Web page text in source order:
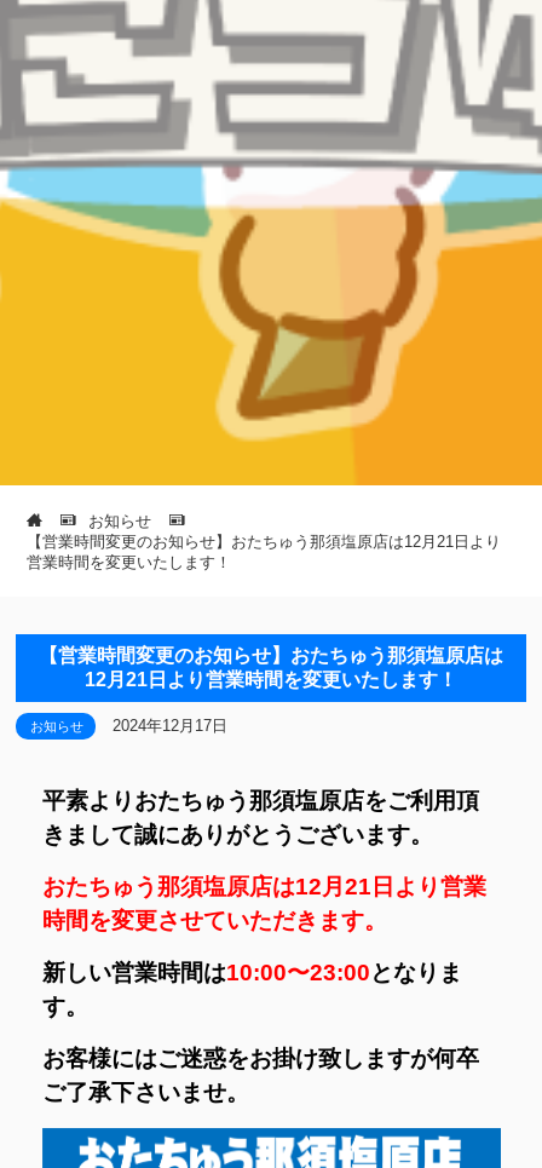
お知らせ
【営業時間変更のお知らせ】おたちゅう那須塩原店は12月21日より
営業時間を変更いたします！
【営業時間変更のお知らせ】おたちゅう那須塩原店は
12月21日より営業時間を変更いたします！
お知らせ 2024年12月17日
平素よりおたちゅう那須塩原店をご利用頂
きまして誠にありがとうございます。
おたちゅう那須塩原店は12月21日より営業
時間を変更させていただきます。
新しい営業時間は10:00〜23:00となりま
す。
お客様にはご迷惑をお掛け致しますが何卒
ご了承下さいませ。